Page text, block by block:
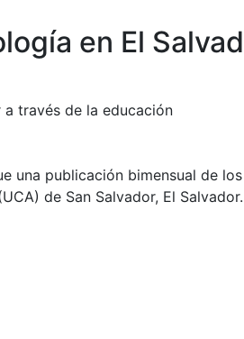
en El
través de la educación
una publicación bimensual de
de San Salvador, El Salvador.